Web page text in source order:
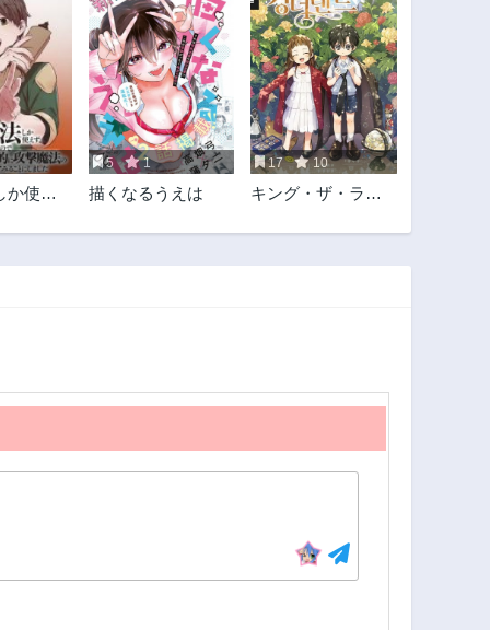
か使え
的に攻
5 1
描くなるうえは
17 10
キング・ザ・ラン